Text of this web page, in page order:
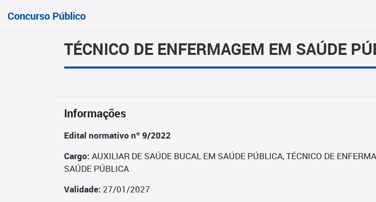
Concurso Público
TÉCNICO DE ENFERMAGEM EM SAÚDE
Informações
Edital normativo nº 9/2022
Cargo: AUXILIAR DE SAÚDE BUCAL EM SAÚDE PÚBLICA, TÉCNICO DE
SAÚDE PÚBLICA
Validade: 27/01/2027